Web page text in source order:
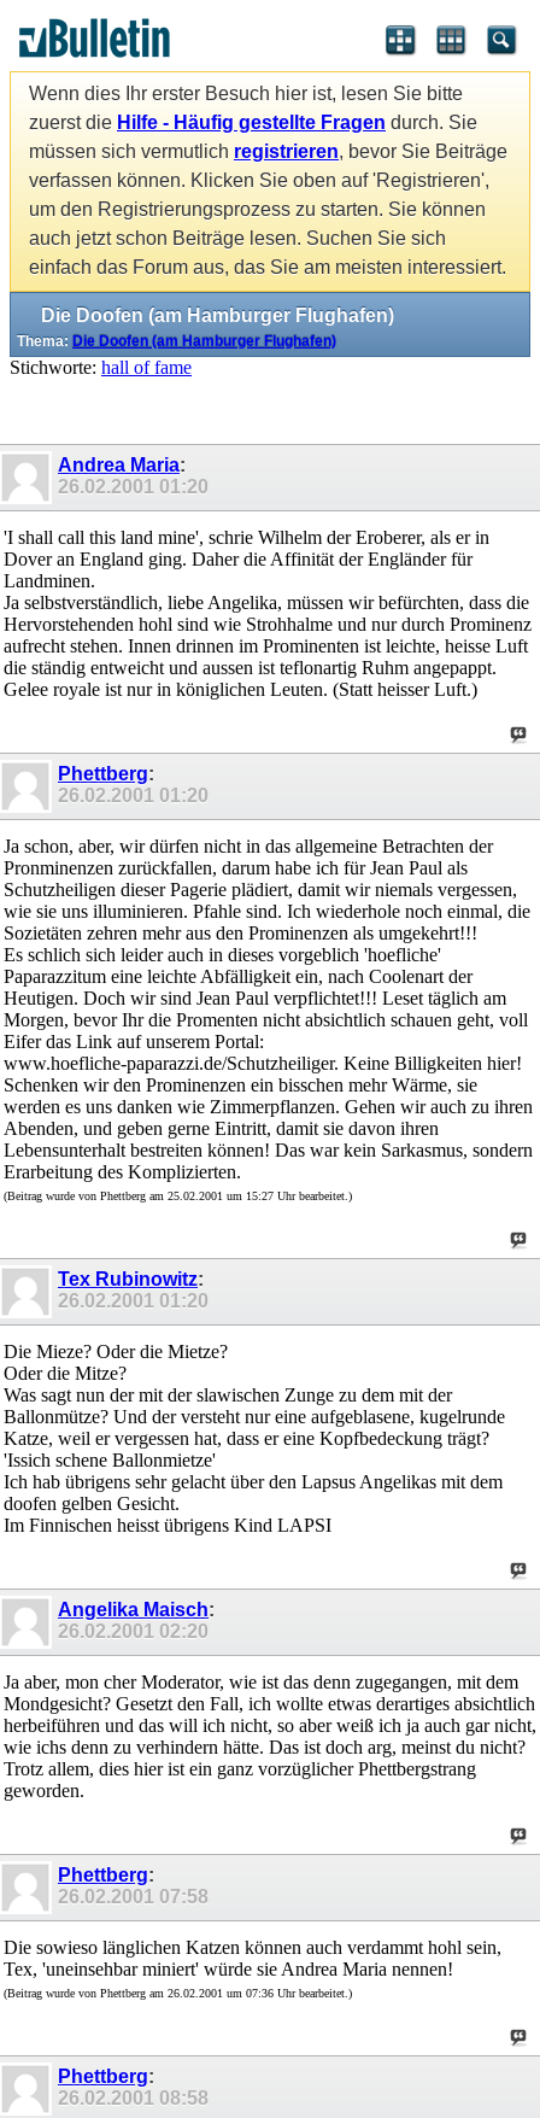
Wenn dies Ihr erster Besuch hier ist, lesen Sie bitte
zuerst die Hilfe - Häufig gestellte Fragen durch. Sie
müssen sich vermutlich registrieren, bevor Sie Beiträge
verfassen können. Klicken Sie oben auf 'Registrieren',
um den Registrierungsprozess zu starten. Sie können
auch jetzt schon Beiträge lesen. Suchen Sie sich
einfach das Forum aus, das Sie am meisten interessiert.
Die Doofen (am Hamburger Flughafen)
Thema: Die Doofen (am Hamburger Flughafen)
Stichworte: hall of fame
Andrea Maria:
26.02.2001 01:20
'I shall call this land mine', schrie Wilhelm der Eroberer, als er in
Dover an England ging. Daher die Affinität der Engländer für
Landminen.
Ja selbstverständlich, liebe Angelika, müssen wir befürchten, dass die
Hervorstehenden hohl sind wie Strohhalme und nur durch Prominenz
aufrecht stehen. Innen drinnen im Prominenten ist leichte, heisse Luft
die ständig entweicht und aussen ist teflonartig Ruhm angepappt.
Gelee royale ist nur in königlichen Leuten. (Statt heisser Luft.)
Phettberg:
26.02.2001 01:20
Ja schon, aber, wir dürfen nicht in das allgemeine Betrachten der
Pronminenzen zurückfallen, darum habe ich für Jean Paul als
Schutzheiligen dieser Pagerie plädiert, damit wir niemals vergessen,
wie sie uns illuminieren. Pfahle sind. Ich wiederhole noch einmal, die
Sozietäten zehren mehr aus den Prominenzen als umgekehrt!!!
Es schlich sich leider auch in dieses vorgeblich 'hoefliche'
Paparazzitum eine leichte Abfälligkeit ein, nach Coolenart der
Heutigen. Doch wir sind Jean Paul verpflichtet!!! Leset täglich am
Morgen, bevor Ihr die Promenten nicht absichtlich schauen geht, voll
Eifer das Link auf unserem Portal:
www.hoefliche-paparazzi.de/Schutzheiliger. Keine Billigkeiten hier!
Schenken wir den Prominenzen ein bisschen mehr Wärme, sie
werden es uns danken wie Zimmerpflanzen. Gehen wir auch zu ihren
Abenden, und geben gerne Eintritt, damit sie davon ihren
Lebensunterhalt bestreiten können! Das war kein Sarkasmus, sondern
Erarbeitung des Komplizierten.
(Beitrag wurde von Phettberg am 25.02.2001 um 15:27 Uhr bearbeitet.)
Tex Rubinowitz:
26.02.2001 01:20
Die Mieze? Oder die Mietze?
Oder die Mitze?
Was sagt nun der mit der slawischen Zunge zu dem mit der
Ballonmütze? Und der versteht nur eine aufgeblasene, kugelrunde
Katze, weil er vergessen hat, dass er eine Kopfbedeckung trägt?
'Issich schene Ballonmietze'
Ich hab übrigens sehr gelacht über den Lapsus Angelikas mit dem
doofen gelben Gesicht.
Im Finnischen heisst übrigens Kind LAPSI
Angelika Maisch:
26.02.2001 02:20
Ja aber, mon cher Moderator, wie ist das denn zugegangen, mit dem
Mondgesicht? Gesetzt den Fall, ich wollte etwas derartiges absichtlich
herbeiführen und das will ich nicht, so aber weiß ich ja auch gar nicht,
wie ichs denn zu verhindern hätte. Das ist doch arg, meinst du nicht?
Trotz allem, dies hier ist ein ganz vorzüglicher Phettbergstrang
geworden.
Phettberg:
26.02.2001 07:58
Die sowieso länglichen Katzen können auch verdammt hohl sein,
Tex, 'uneinsehbar miniert' würde sie Andrea Maria nennen!
(Beitrag wurde von Phettberg am 26.02.2001 um 07:36 Uhr bearbeitet.)
Phettberg:
26.02.2001 08:58